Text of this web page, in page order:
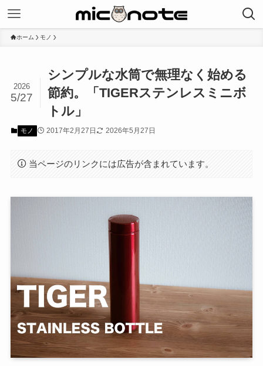
ホーム モノ
シンプルな水筒で無理なく始める
節約。「TIGERステンレスミニボ
トル」
2026
5/27
モノ 2017年2月27日 2026年5月27日
当ページのリンクには広告が含まれています。